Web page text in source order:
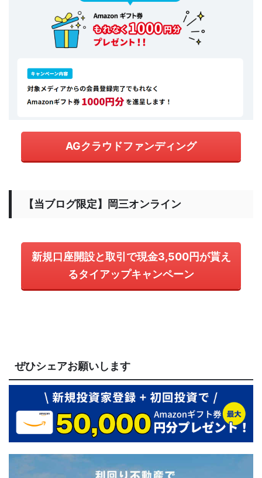
AGクラウドファンディング
【当ブログ限定】岡三オンライン
新規口座開設と取引で現金3,500円が貰え
るタイアップキャンペーン
ぜひシェアお願いします